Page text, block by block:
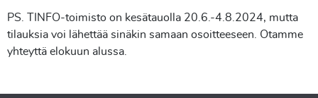
PS. TINFO-toimisto on kesätauolla 20.6.-4.8.2024, mutta
tilauksia voi lähettää sinäkin samaan osoitteeseen. Otamme
yhteyttä elokuun alussa.